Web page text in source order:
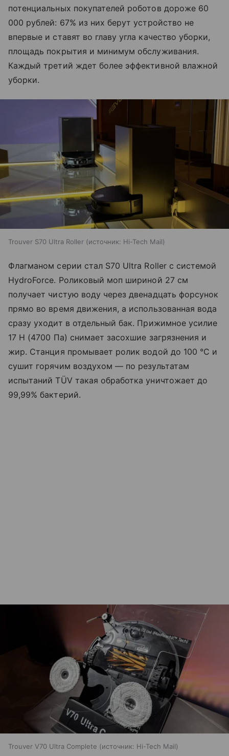
потенциальных покупателей роботов дороже 60
000 рублей: 67% из них берут устройство не
впервые и ставят во главу угла качество уборки,
площадь покрытия и минимум обслуживания.
Каждый третий ждет более эффективной влажной
уборки.
Trouver S70 Ultra Roller источник: Hi-Tech Mail
Флагманом серии стал S70 Ultra Roller с системой
HydroForce. Роликовый моп шириной 27 см
получает чистую воду через двенадцать форсунок
прямо во время движения, а использованная вода
сразу уходит в отдельный бак. Прижимное усилие
17 Н (4700 Па) снимает засохшие загрязнения и
жир. Станция промывает ролик водой до 100 °C и
сушит горячим воздухом — по результатам
испытаний TÜV такая обработка уничтожает до
99,99% бактерий.
Trouver V70 Ultra Complete источник: Hi-Tech Mail